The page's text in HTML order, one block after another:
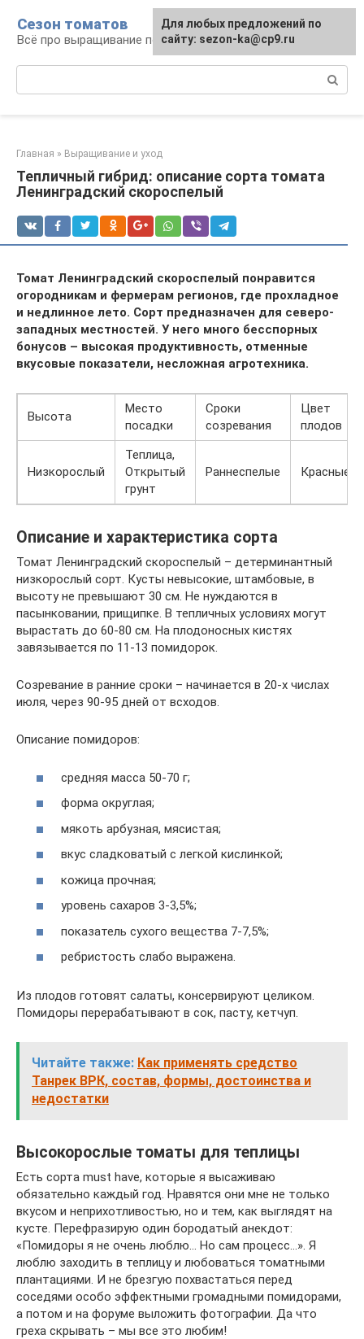
контенту
Сезон томатов
Всё про выращивание помидоров
Главная » Выращивание и уход
Тепличный гибрид: описание сорта томата
Ленинградский скороспелый
Томат Ленинградский скороспелый понравится
огородникам и фермерам регионов, где прохладное
и недлинное лето. Сорт предназначен для северо-
западных местностей. У него много бесспорных
бонусов – высокая продуктивность, отменные
вкусовые показатели, несложная агротехника.
Высота
Место
посадки
Сроки
созревания
Цвет
плодов
Низкорослый
Теплица,
Открытый
грунт
Раннеспелые Красные
Описание и характеристика сорта
Томат Ленинградский скороспелый – детерминантный
низкорослый сорт. Кусты невысокие, штамбовые, в
высоту не превышают 30 см. Не нуждаются в
пасынковании, прищипке. В тепличных условиях могут
вырастать до 60-80 см. На плодоносных кистях
завязывается по 11-13 помидорок.
Созревание в ранние сроки – начинается в 20-х числах
июля, через 90-95 дней от всходов.
Описание помидоров:
средняя масса 50-70 г;
форма округлая;
мякоть арбузная, мясистая;
вкус сладковатый с легкой кислинкой;
кожица прочная;
уровень сахаров 3-3,5%;
показатель сухого вещества 7-7,5%;
ребристость слабо выражена.
Из плодов готовят салаты, консервируют целиком.
Помидоры перерабатывают в сок, пасту, кетчуп.
Читайте также: Как применять средство
Танрек ВРК, состав, формы, достоинства и
недостатки
Высокорослые томаты для теплицы
Есть сорта must have, которые я высаживаю
обязательно каждый год. Нравятся они мне не только
вкусом и неприхотливостью, но и тем, как выглядят на
кусте. Перефразирую один бородатый анекдот:
«Помидоры я не очень люблю… Но сам процесс…». Я
люблю заходить в теплицу и любоваться томатными
плантациями. И не брезгую похвастаться перед
соседями особо эффектными громадными помидорами,
а потом и на форуме выложить фотографии. Да что
греха скрывать – мы все это любим!
Для любых предложений по
сайту: sezon-ka@cp9.ru